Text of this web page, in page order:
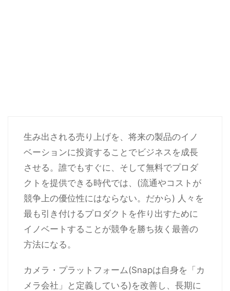
生み出される売り上げを、将来の製品のイノ
ベーションに投資することでビジネスを成長
させる。誰でもすぐに、そして無料でプロダ
クトを提供できる時代では、(流通やコストが
競争上の優位性にはならない。だから) 人々を
最も引き付けるプロダクトを作り出すために
イノベートすることが競争を勝ち抜く最善の
方法になる。
カメラ・プラットフォーム(Snapは自身を「カ
メラ会社」と定義している)を改善し、長期に